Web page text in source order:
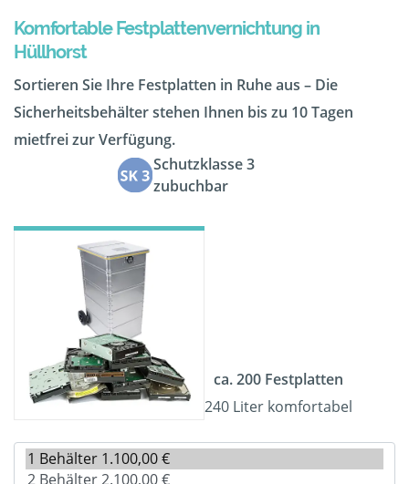
Komfortable Festplattenvernichtung in
Hüllhorst
Sortieren Sie Ihre Festplatten in Ruhe aus – Die
Sicherheitsbehälter stehen Ihnen bis zu 10 Tagen
mietfrei zur Verfügung.
Schutzklasse 3
zubuchbar
ca. 200 Festplatten
240 Liter komfortabel